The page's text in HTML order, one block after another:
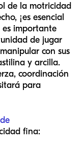
de la motricidad
¡es esencial
es importante
de jugar
con sus
y arcilla.
coordinación
para
fina: